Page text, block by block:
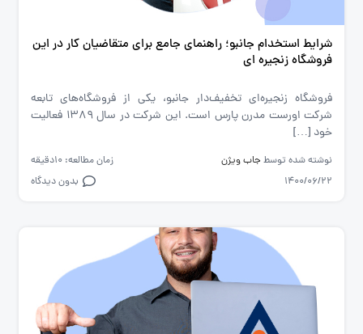
شرایط استخدام جانبو؛ راهنمای جامع برای متقاضیان کار در این
فروشگاه زنجیره ای
فروشگاه‌ زنجیره‌ای تخفیف‌دار جانبو، یکی از فروشگاه‌های تابعه
شرکت اورست مدرن پارس است. این شرکت در سال 1389 فعالیت
خود […]
نوشته شده توسط جاب ویژن
زمان مطالعه: 10دقیقه
1400/06/22
بدون دیدگاه